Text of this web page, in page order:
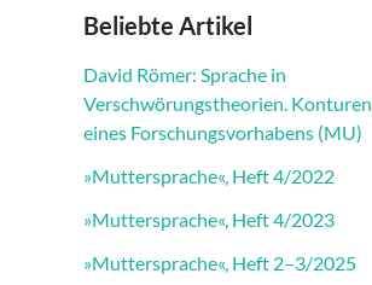
Beliebte Artikel
David Römer: Sprache in
Verschwörungstheorien. Konturen
eines Forschungsvorhabens (MU)
»Muttersprache«, Heft 4/2022
»Muttersprache«, Heft 4/2023
»Muttersprache«, Heft 2–3/2025